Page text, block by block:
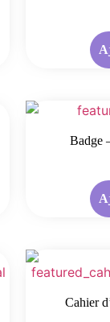
Badge
Cahier